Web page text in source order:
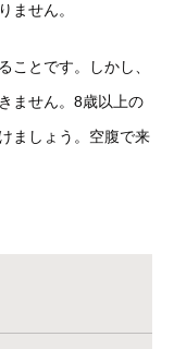
ません。
ことです。しかし、
ません。8歳以上の
ましょう。空腹で来